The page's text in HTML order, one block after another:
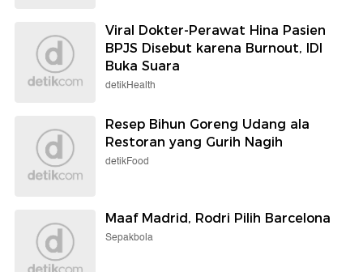
Viral Dokter-Perawat Hina Pasien
BPJS Disebut karena Burnout, IDI
Buka Suara
detikHealth
Resep Bihun Goreng Udang ala
Restoran yang Gurih Nagih
detikFood
Maaf Madrid, Rodri Pilih Barcelona
Sepakbola